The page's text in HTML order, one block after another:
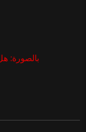
بالصورة: